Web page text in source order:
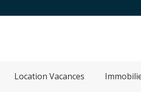
Location Vacances